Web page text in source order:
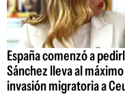
España comenzó a
Sánchez lleva al
invasión migratoria a